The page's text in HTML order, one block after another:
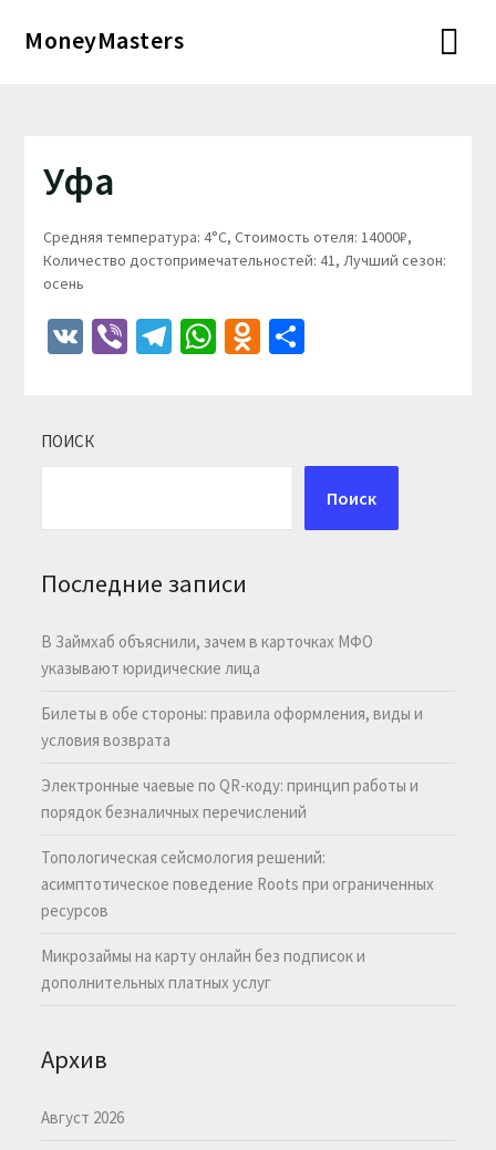
MoneyMasters
Уфа
Средняя температура: 4°C, Стоимость отеля: 14000₽,
Количество достопримечательностей: 41, Лучший сезон:
осень
VKViberTelegram
WhatsApp
Odnoklassniki
Отправить
ПОИСК
Поиск
Последние записи
В Займхаб объяснили, зачем в карточках МФО
указывают юридические лица
Билеты в обе стороны: правила оформления, виды и
условия возврата
Электронные чаевые по QR-коду: принцип работы и
порядок безналичных перечислений
Топологическая сейсмология решений:
асимптотическое поведение Roots при ограниченных
ресурсов
Микрозаймы на карту онлайн без подписок и
дополнительных платных услуг
Архив
Август 2026